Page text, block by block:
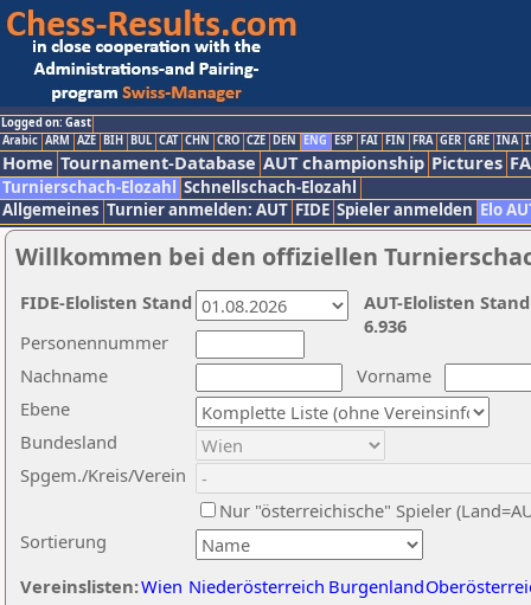
Logged on: Gast
Arabic ARM AZE BIH BUL CAT CHN CRO CZE DEN ENG ESP FAI FIN FRA GER GRE INA
Home Tournament-Database AUT championship Pictures
Turnierschach-Elozahl Schnellschach-Elozahl
Allgemeines Turnier anmelden: AUT FIDE Spieler anmelden Elo
Willkommen bei den offiziellen
Nachname
Vorname
Ebene
Sortierung
Personennummer
Bundesland
Spgem./Kreis/Verein
Nur "österreichische" Spieler
Vereinslisten:Wien Niederösterreich Burgenland
AUT-Elolisten
6.936
FIDE-Elolisten Stand